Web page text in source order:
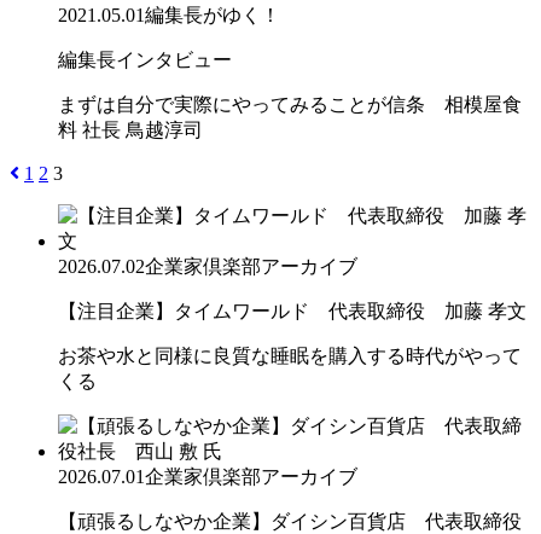
2021.05.01編集長がゆく！
編集長インタビュー
まずは自分で実際にやってみることが信条 相模屋食
料 社長 鳥越淳司
1 2 3
2026.07.02企業家倶楽部アーカイブ
【注目企業】タイムワールド 代表取締役 加藤 孝文
お茶や水と同様に良質な睡眠を購入する時代がやって
くる
2026.07.01企業家倶楽部アーカイブ
【頑張るしなやか企業】ダイシン百貨店 代表取締役